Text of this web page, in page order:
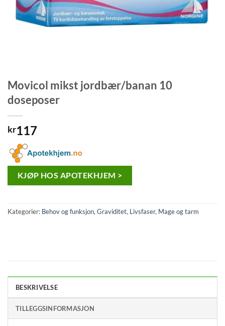
Movicol mikst jordbær/banan 10
doseposer
kr117
KJØP HOS APOTEKHJEM >
Kategorier: Behov og funksjon,Graviditet, Livsfaser, Mage og tarm
BESKRIVELSE
TILLEGGSINFORMASJON